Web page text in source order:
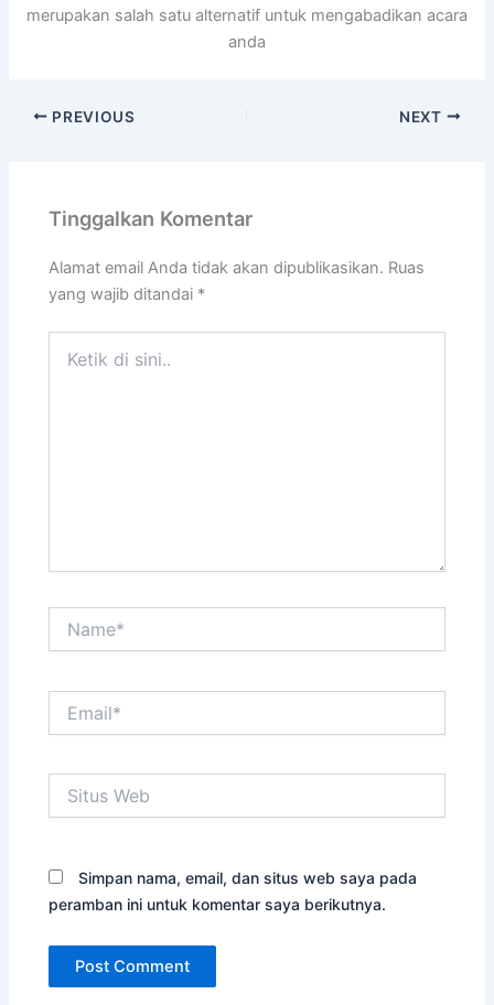
merupakan salah satu alternatif untuk mengabadikan acara
anda
PREVIOUS NEXT
Tinggalkan Komentar
Alamat email Anda tidak akan dipublikasikan. Ruas
yang wajib ditandai *
Web
Simpan nama, email, dan situs web saya pada
peramban ini untuk komentar saya berikutnya.